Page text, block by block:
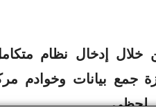
خلال إدخال نظام
جمع بيانات وخوادم
لحظي.